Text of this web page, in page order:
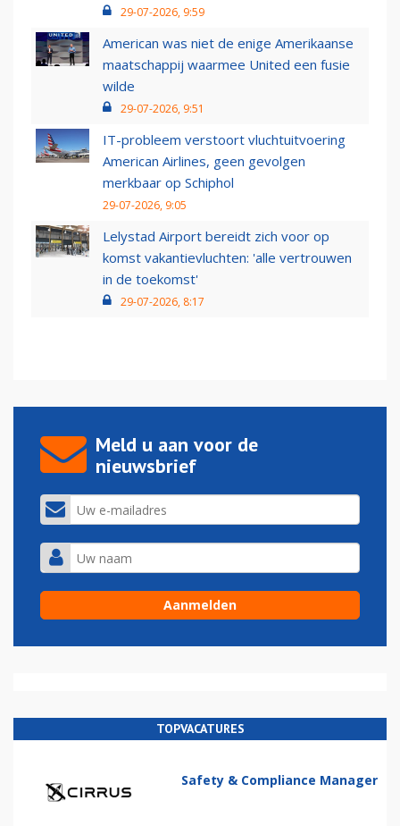
29-07-2026, 9:59
American was niet de enige Amerikaanse
maatschappij waarmee United een fusie
wilde
29-07-2026, 9:51
IT-probleem verstoort vluchtuitvoering
American Airlines, geen gevolgen
merkbaar op Schiphol
29-07-2026, 9:05
Lelystad Airport bereidt zich voor op
komst vakantievluchten: 'alle vertrouwen
in de toekomst'
29-07-2026, 8:17
Meld u aan voor de
nieuwsbrief
TOPVACATURES
Safety & Compliance Manager